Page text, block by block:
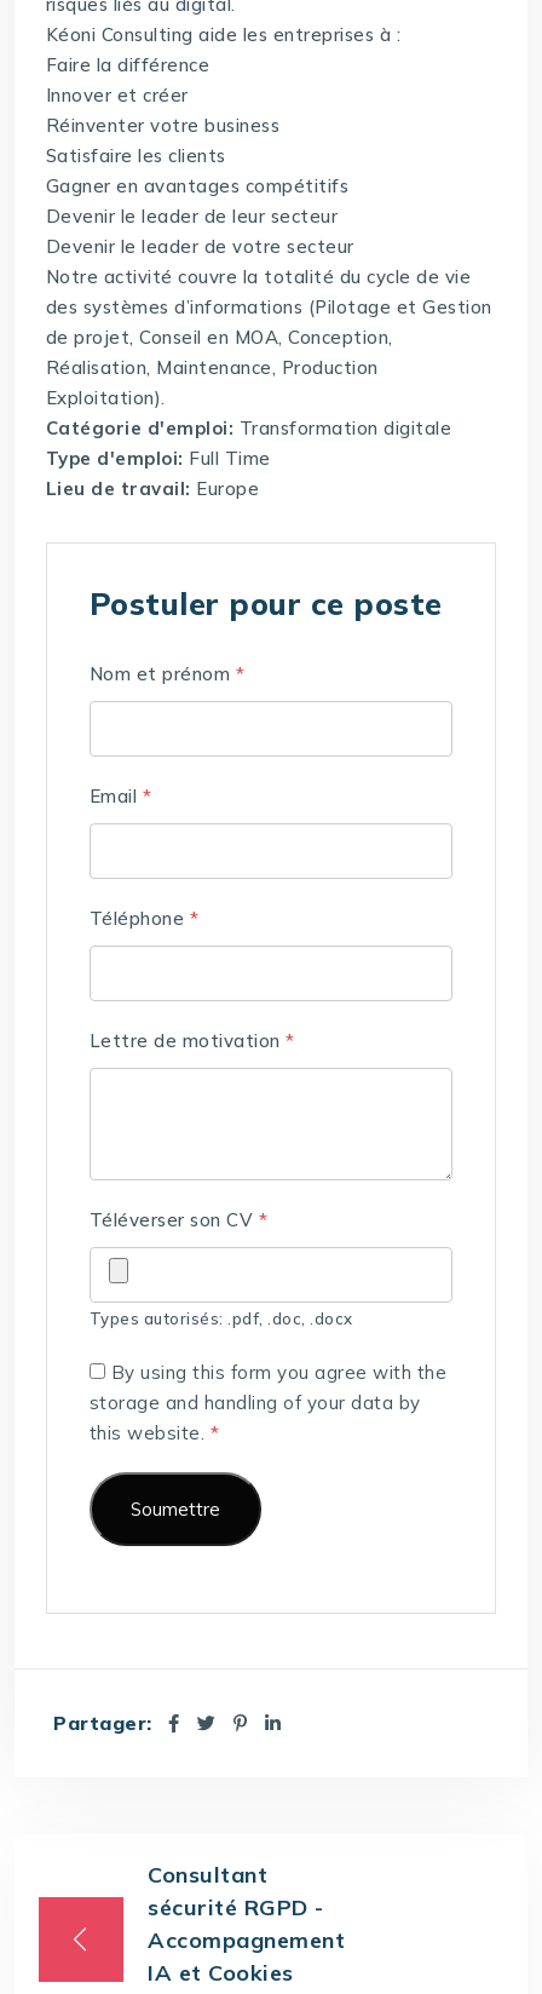
risques liés au digital.
Kéoni Consulting aide les entreprises à :
Faire la différence
Innover et créer
Réinventer votre business
Satisfaire les clients
Gagner en avantages compétitifs
Devenir le leader de leur secteur
Devenir le leader de votre secteur
Notre activité couvre la totalité du cycle de vie
des systèmes d’informations (Pilotage et Gestion
de projet, Conseil en MOA, Conception,
Réalisation, Maintenance, Production
Exploitation).
Catégorie d'emploi: Transformation digitale
Type d'emploi: Full Time
Lieu de travail: Europe
Postuler pour ce poste
Nom et prénom *
Email *
Téléphone *
Lettre de motivation*
Téléverser son CV *
Types autorisés: .pdf, .doc, .docx
By using this form you agree with the
storage and handling of your data by
this website. *
Partager:
Consultant
sécurité RGPD -
Accompagnement
IA et Cookies